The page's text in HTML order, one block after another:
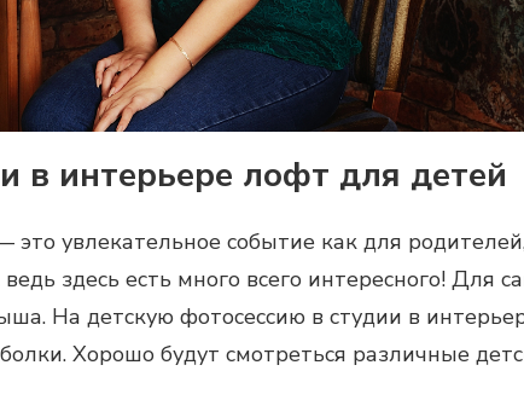
в интерьере лофт для детей
это увлекательное событие как для
здесь есть много всего интересного! Для
На детскую фотосессию в студии в
Хорошо будут смотреться различные